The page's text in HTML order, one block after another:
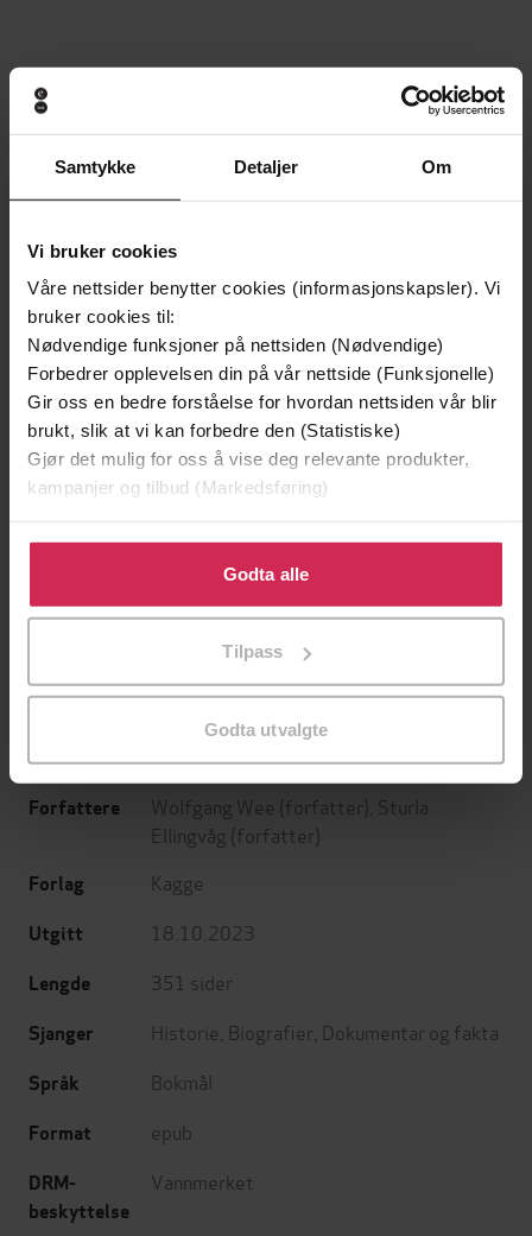
Samtykke Detaljer Om
Vi bruker cookies
Våre nettsider benytter cookies (informasjonskapsler). Vi
bruker cookies til:
Nødvendige funksjoner på nettsiden (Nødvendige)
Forbedrer opplevelsen din på vår nettside (Funksjonelle)
Gir oss en bedre forståelse for hvordan nettsiden vår blir
brukt, slik at vi kan forbedre den (Statistiske)
Gjør det mulig for oss å vise deg relevante produkter,
kampanjer og tilbud (Markedsføring)
Klikk på «Godta alle» for å gi oss ditt samtykke til å
bruke cookies for alle disse formålene. Du kan også
tilpasse ditt samtykke til spesifikke formål ved å klikke
Godta alle
Tilpass
Godta utvalgte
Andre har også kjøpt
Premium
Vinner av Rivertonprisen
199,-
Jo Nesbø
Premium
Første gang på tilbud
349,-
Jørn Lier Horst
Undertittel arven fra jegere, krigere og vikinger
Forfattere Wolfgang Wee (forfatter), Sturla
Ellingvåg (forfatter)
Forlag Kagge
Utgitt 18.10.2023
Lengde 351 sider
Sjanger Historie Biografier Dokumentar og fakta
Språk Bokmål
Format epub
DRM-
beskyttelse
Vannmerket